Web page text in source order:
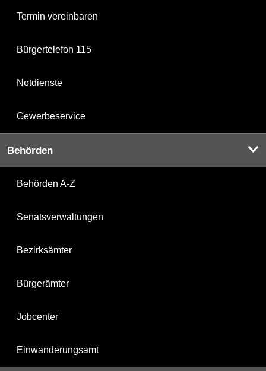
Termin vereinbaren
Bürgertelefon 115
Notdienste
Gewerbeservice
Behörden
Behörden A-Z
Senatsverwaltungen
Bezirksämter
Bürgerämter
Jobcenter
Einwanderungsamt